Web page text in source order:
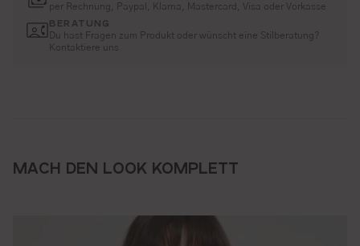
per Rechnung, Paypal, Klarna, Mastercard, Visa oder Vorkasse
BERATUNG
Du hast Fragen zum Produkt oder wünscht eine Stilberatung?
Kontaktiere uns
MACH DEN LOOK KOMPLETT